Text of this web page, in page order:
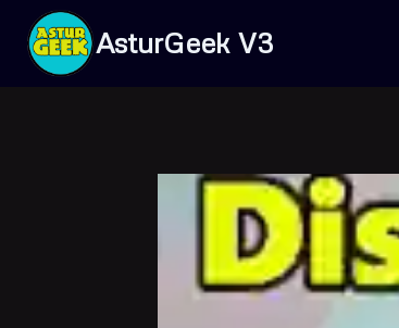
Saltar
contenido
AsturGeek V3